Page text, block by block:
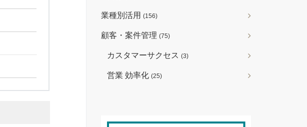
業種別活用 (156)
顧客・案件管理 (75)
カスタマーサクセス (3)
営業 効率化 (25)